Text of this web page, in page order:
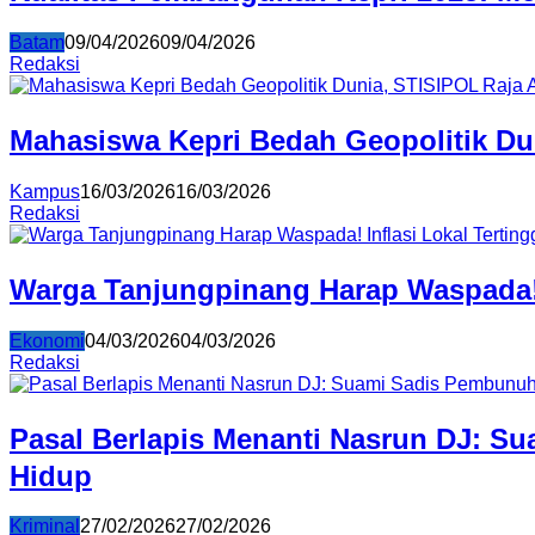
Batam09/04/202609/04/2026
Redaksi
Mahasiswa Kepri Bedah Geopolitik
Kampus16/03/202616/03/2026
Redaksi
Warga Tanjungpinang Harap
Ekonomi04/03/202604/03/2026
Redaksi
Pasal Berlapis Menanti Nasrun DJ:
Hidup
Kriminal 27/02/202627/02/2026